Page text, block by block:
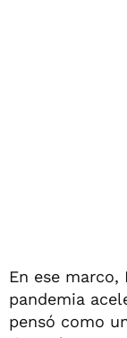
En ese
pandemia
pensó como